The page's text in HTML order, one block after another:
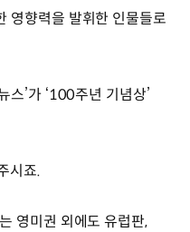
영향력을 발휘한 인물들로
스’가 ‘100주년 기념상’
시죠.
영미권 외에도 유럽판,